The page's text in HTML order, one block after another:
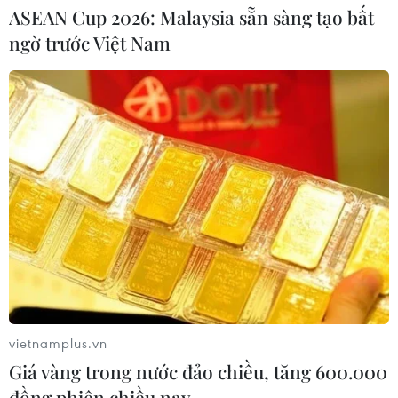
27/07/2026 10:18
Khuyến nghị nhà đầu tư chứng
khoán ưu tiên quản trị rủi ro trong
ngắn hạn
26/07/2026 07:18
Xem thêm
CƠ QUAN CHỦ QUẢN: THÔNG TẤN XÃ VIỆT NAM
ASEAN Cup 2026: Malaysia sẵn sàng tạo bất
ngờ trước Việt Nam
vietnamplus.vn
Giá vàng trong nước đảo chiều, tăng 600.000